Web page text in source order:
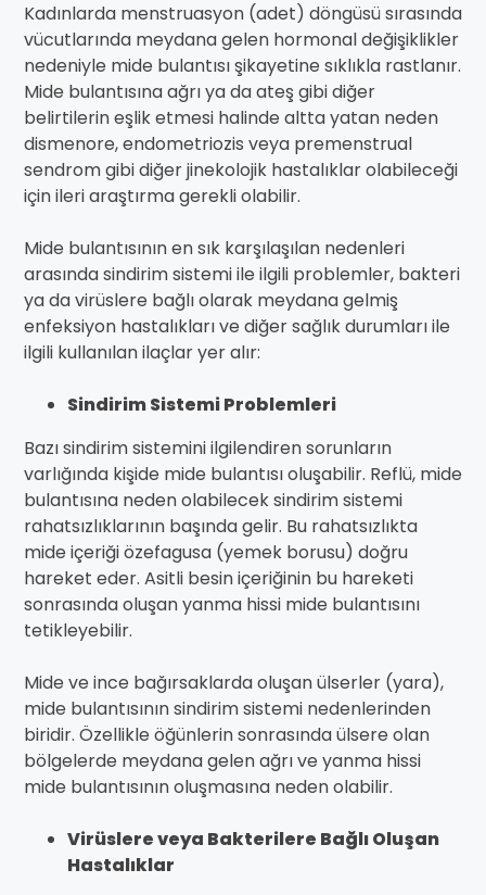
Kadınlarda menstruasyon (adet) döngüsü sırasında
vücutlarında meydana gelen hormonal değişiklikler
nedeniyle mide bulantısı şikayetine sıklıkla rastlanır.
Mide bulantısına ağrı ya da ateş gibi diğer
belirtilerin eşlik etmesi halinde altta yatan neden
dismenore, endometriozis veya premenstrual
sendrom gibi diğer jinekolojik hastalıklar olabileceği
için ileri araştırma gerekli olabilir.
Mide bulantısının en sık karşılaşılan nedenleri
arasında sindirim sistemi ile ilgili problemler, bakteri
ya da virüslere bağlı olarak meydana gelmiş
enfeksiyon hastalıkları ve diğer sağlık durumları ile
ilgili kullanılan ilaçlar yer alır:
Sindirim Sistemi Problemleri
Bazı sindirim sistemini ilgilendiren sorunların
varlığında kişide mide bulantısı oluşabilir. Reflü, mide
bulantısına neden olabilecek sindirim sistemi
rahatsızlıklarının başında gelir. Bu rahatsızlıkta
mide içeriği özefagusa (yemek borusu) doğru
hareket eder. Asitli besin içeriğinin bu hareketi
sonrasında oluşan yanma hissi mide bulantısını
tetikleyebilir.
Mide ve ince bağırsaklarda oluşan ülserler (yara),
mide bulantısının sindirim sistemi nedenlerinden
biridir. Özellikle öğünlerin sonrasında ülsere olan
bölgelerde meydana gelen ağrı ve yanma hissi
mide bulantısının oluşmasına neden olabilir.
Virüslere veya Bakterilere Bağlı Oluşan
Hastalıklar